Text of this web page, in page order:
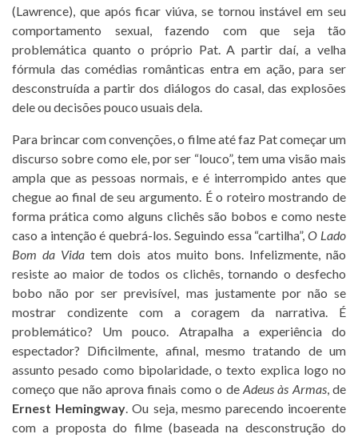
(Lawrence), que após ficar viúva, se tornou instável em seu
comportamento sexual, fazendo com que seja tão
problemática quanto o próprio Pat. A partir daí, a velha
fórmula das comédias românticas entra em ação, para ser
desconstruída a partir dos diálogos do casal, das explosões
dele ou decisões pouco usuais dela.
Para brincar com convenções, o filme até faz Pat começar um
discurso sobre como ele, por ser “louco”, tem uma visão mais
ampla que as pessoas normais, e é interrompido antes que
chegue ao final de seu argumento. É o roteiro mostrando de
forma prática como alguns clichês são bobos e como neste
caso a intenção é quebrá-los. Seguindo essa “cartilha”,O Lado
Bom da Vida tem dois atos muito bons. Infelizmente, não
resiste ao maior de todos os clichês, tornando o desfecho
bobo não por ser previsível, mas justamente por não se
mostrar condizente com a coragem da narrativa. É
problemático? Um pouco. Atrapalha a experiência do
espectador? Dificilmente, afinal, mesmo tratando de um
assunto pesado como bipolaridade, o texto explica logo no
começo que não aprova finais como o de Adeus às Armas, de
Ernest Hemingway. Ou seja, mesmo parecendo incoerente
com a proposta do filme (baseada na desconstrução do